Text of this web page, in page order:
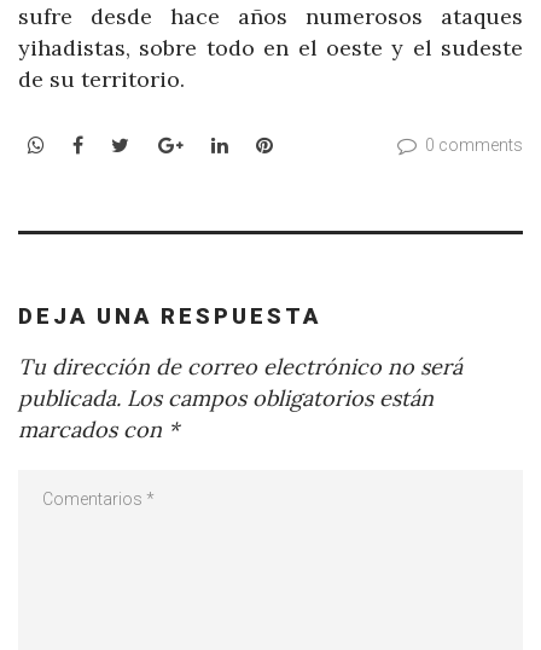
sufre desde hace años numerosos ataques
yihadistas, sobre todo en el oeste y el sudeste
de su territorio.
WhatsApp
Facebook
TwitterGoogle+LinkedInPinterest 0 comments
DEJA UNA RESPUESTA
Tu dirección de correo electrónico no será
publicada. Los campos obligatorios están
marcados con *